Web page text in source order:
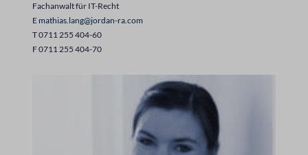
Fachanwalt für IT-Recht
Emathias.lang@jordan-ra.com
T 0711 255 404-60
F 0711 255 404-70